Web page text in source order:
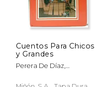
50%
dcto. $
Cuentos Para Chicos
y Grandes
Perera De Díaz,